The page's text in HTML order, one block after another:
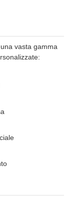
vasta gamma